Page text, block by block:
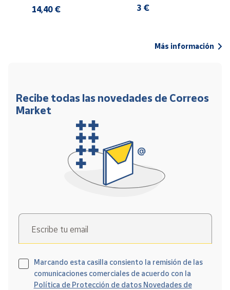
14,40 € 3 €
Más información
Recibe todas las novedades de Correos
Market
Escribe tu email
Marcando esta casilla consiento la remisión de las
comunicaciones comerciales de acuerdo con la
Política de Protección de datos Novedades de